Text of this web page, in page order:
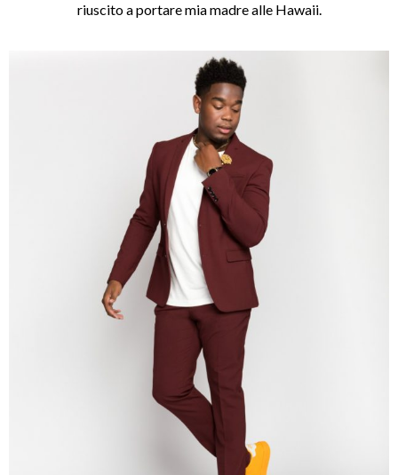
riuscito a portare mia madre alle Hawaii.